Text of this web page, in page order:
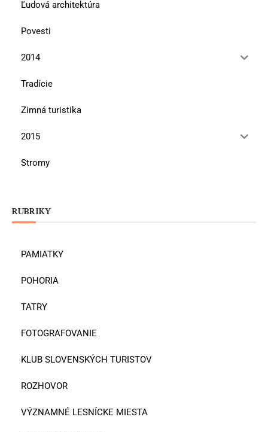
Ľudová architektúra
Povesti
2014
Tradície
Zimná turistika
2015
Stromy
RUBRIKY
PAMIATKY
POHORIA
TATRY
FOTOGRAFOVANIE
KLUB SLOVENSKÝCH TURISTOV
ROZHOVOR
VÝZNAMNÉ LESNÍCKE MIESTA